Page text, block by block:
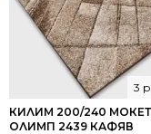
КИЛИМ 200/240
ОЛИМП 2439 КАФЯВ
3